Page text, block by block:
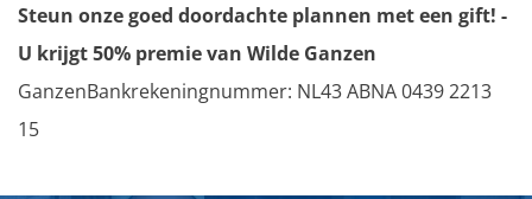
Steun onze goed doordachte plannen met een gift! -
U krijgt 50% premie van Wilde Ganzen
GanzenBankrekeningnummer: NL43 ABNA 0439 2213
15